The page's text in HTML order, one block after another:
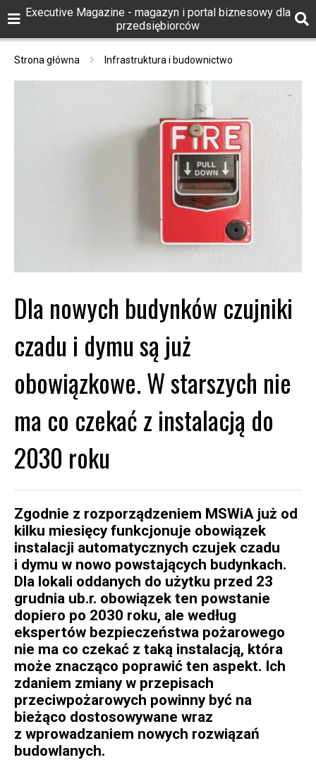
Executive Magazine - magazyn i portal biznesowy dla
przedsiębiorców
Strona główna Infrastruktura i budownictwo
Dla nowych budynków czujniki
czadu i dymu są już
obowiązkowe. W starszych nie
ma co czekać z instalacją do
2030 roku
Zgodnie z rozporządzeniem MSWiA już od
kilku miesięcy funkcjonuje obowiązek
instalacji automatycznych czujek czadu
i dymu w nowo powstających budynkach.
Dla lokali oddanych do użytku przed 23
grudnia ub.r. obowiązek ten powstanie
dopiero po 2030 roku, ale według
ekspertów bezpieczeństwa pożarowego
nie ma co czekać z taką instalacją, która
może znacząco poprawić ten aspekt. Ich
zdaniem zmiany w przepisach
przeciwpożarowych powinny być na
bieżąco dostosowywane wraz
z wprowadzaniem nowych rozwiązań
budowlanych.